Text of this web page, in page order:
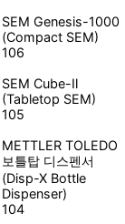
SEM Genesis-1000
(Compact SEM)
106
SEM Cube-Ⅱ
(Tabletop SEM)
105
METTLER TOLEDO
보틀탑 디스펜서
(Disp-X Bottle
Dispenser)
104